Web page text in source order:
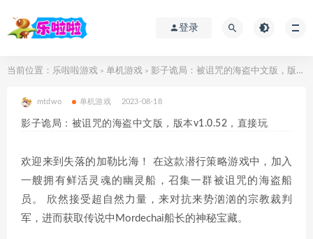
登录
当前位置： 乐啦啦游戏 > 单机游戏 > 影子诡局：被诅咒的海盗中文版，版本v1.0.52，直接玩
mtdwo 单机游戏 2023-08-18
影子诡局：被诅咒的海盗中文版，版本v1.0.52，直接玩
欢迎来到失落的加勒比海！ 在这款潜行策略游戏中，加入
一艘拥有鲜活灵魂的幽灵船，召集一群被诅咒的海盗船
员。 欣然接受超自然力量，来对抗来势汹汹的宗教裁判
军，进而获取传说中Mordechai船长的神秘宝藏。